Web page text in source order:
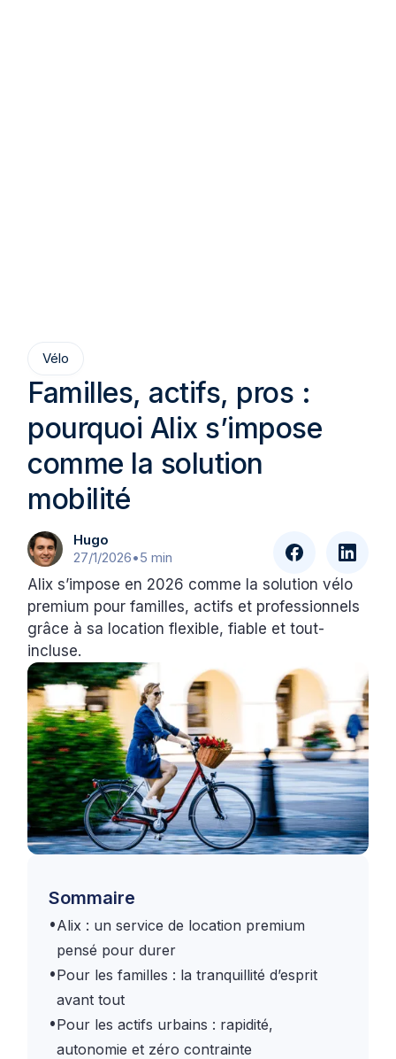
Vélo
Familles, actifs, pros :
pourquoi Alix s’impose
comme la solution
mobilité
Hugo
27/1/2026•5 min
Alix s’impose en 2026 comme la solution vélo
premium pour familles, actifs et professionnels
grâce à sa location flexible, fiable et tout-
incluse.
Sommaire
•Alix : un service de location premium
pensé pour durer
•Pour les familles : la tranquillité d’esprit
avant tout
•Pour les actifs urbains : rapidité,
autonomie et zéro contrainte